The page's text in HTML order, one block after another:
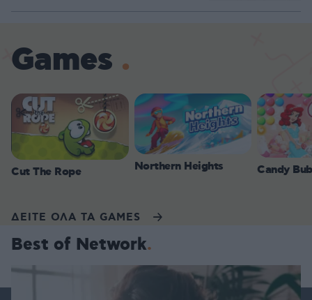
Games
Cut The Rope Northern Heights Candy
ΔΕΙΤΕ ΟΛΑ ΤΑ GAMES
Best of Network